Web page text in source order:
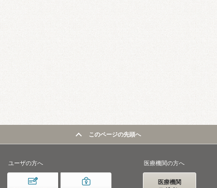
このページの先頭へ
ユーザの方へ 医療機関の方へ
医療機関